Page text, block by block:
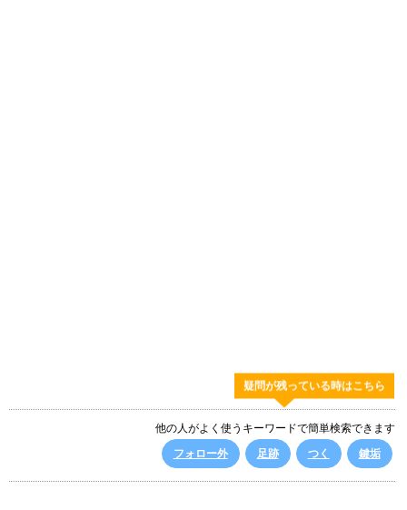
疑問が残っている時はこちら
他の人がよく使うキーワードで簡単検索できます
フォロー外
足跡 つく 鍵垢